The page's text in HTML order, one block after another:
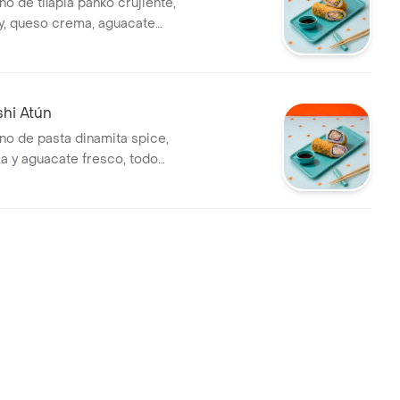
queso crema, aguacate
crujiente, todo envuelto
Atún
de pasta dinamita spice,
y aguacate fresco, todo
de sushi y alga nori con